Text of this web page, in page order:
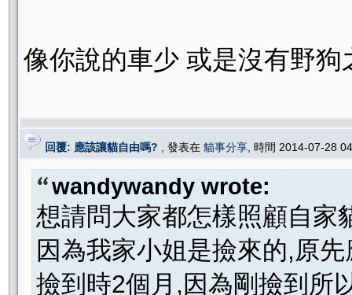
像你說的車少 或是沒有野狗
回覆: 應該讓貓自由嗎? , 發表在 貓事分享 , 時間 2014-07-28
wandywandy wrote:
想請問大家都怎樣照顧自家
因為我家小姐是撿來的,原
撿到時2個月,因為剛撿到所